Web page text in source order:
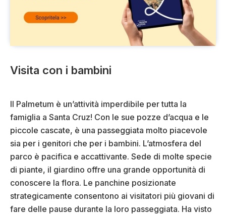
Visita con i bambini
Il Palmetum è un’attività imperdibile per tutta la
famiglia a Santa Cruz! Con le sue pozze d’acqua e le
piccole cascate, è una passeggiata molto piacevole
sia per i genitori che per i bambini. L’atmosfera del
parco è pacifica e accattivante. Sede di molte specie
di piante, il giardino offre una grande opportunità di
conoscere la flora. Le panchine posizionate
strategicamente consentono ai visitatori più giovani di
fare delle pause durante la loro passeggiata. Ha visto